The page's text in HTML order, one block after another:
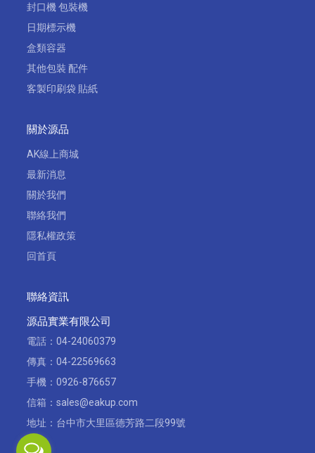
封口機 包裝機
日期標示機
盒類容器
其他包裝 配件
客製印刷袋 貼紙
關於源品
AK線上商城
最新消息
關於我們
聯絡我們
隱私權政策
回首頁
聯絡資訊
源品實業有限公司
電話： 04-24060379
傳真：04-22569663
手機： 0926-876657
信箱： sales@eakup.com
地址： 台中市大里區德芳路二段99號